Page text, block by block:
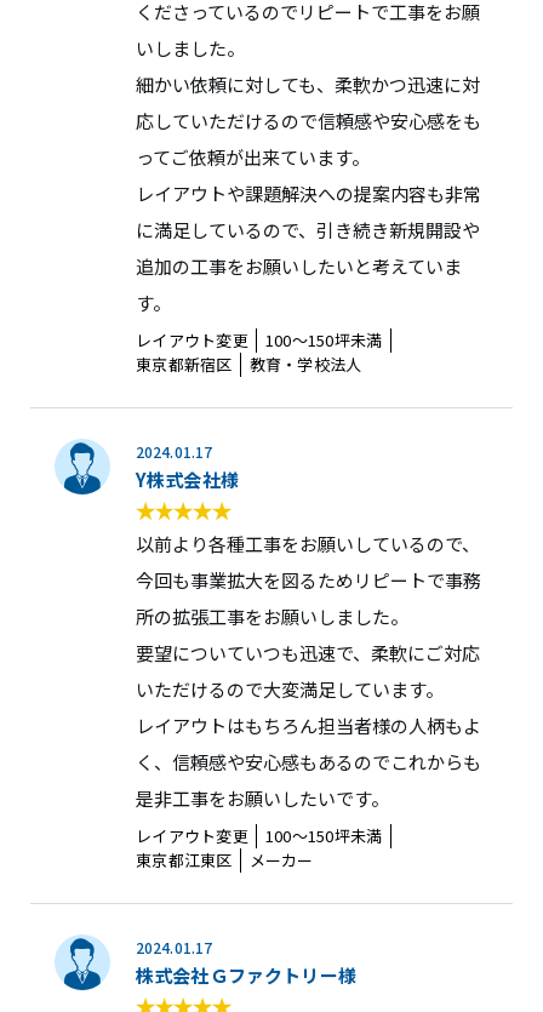
くださっているのでリピートで工事をお願
いしました。
細かい依頼に対しても、柔軟かつ迅速に対
応していただけるので信頼感や安心感をも
ってご依頼が出来ています。
レイアウトや課題解決への提案内容も非常
に満足しているので、引き続き新規開設や
追加の工事をお願いしたいと考えていま
す。
レイアウト変更
100〜150坪未満
東京都新宿区
教育・学校法人
2024.01.17
Y株式会社様
以前より各種工事をお願いしているので、
今回も事業拡大を図るためリピートで事務
所の拡張工事をお願いしました。
要望についていつも迅速で、柔軟にご対応
いただけるので大変満足しています。
レイアウトはもちろん担当者様の人柄もよ
く、信頼感や安心感もあるのでこれからも
是非工事をお願いしたいです。
レイアウト変更
100〜150坪未満
東京都江東区
メーカー
2024.01.17
株式会社Ｇファクトリー様